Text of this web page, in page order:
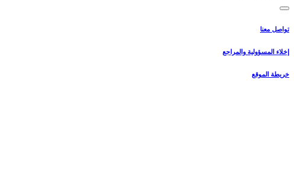
تواصل معنا
إخلاء المسؤولية والمراجع
خريطة الموقع